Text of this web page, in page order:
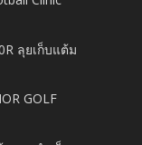
ลุยเก็บแต้ม
GOLF